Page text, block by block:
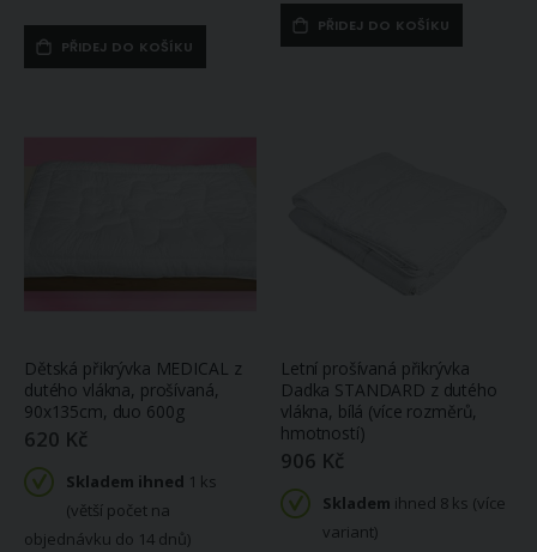
PŘIDEJ DO KOŠÍKU
PŘIDEJ DO KOŠÍKU
Dětská přikrývka MEDICAL z
dutého vlákna, prošívaná,
90x135cm, duo 600g
620 Kč
Skladem ihned 1 ks
(větší počet na
objednávku do 14 dnů)
Letní prošívaná přikrývka
Dadka STANDARD z dutého
vlákna, bílá (více rozměrů,
hmotností)
906 Kč
Skladem ihned 8 ks (více
variant)